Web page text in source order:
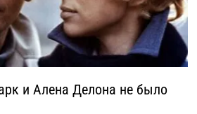
и Алена Делона не было